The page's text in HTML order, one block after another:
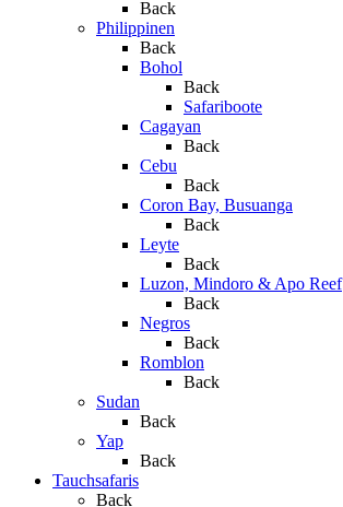
Back
Philippinen
Back
Bohol
Back
Safariboote
Cagayan
Back
Cebu
Back
Coron Bay, Busuanga
Back
Leyte
Back
Luzon, Mindoro & Apo Reef
Back
Negros
Back
Romblon
Back
Sudan
Back
Yap
Back
Tauchsafaris
Back